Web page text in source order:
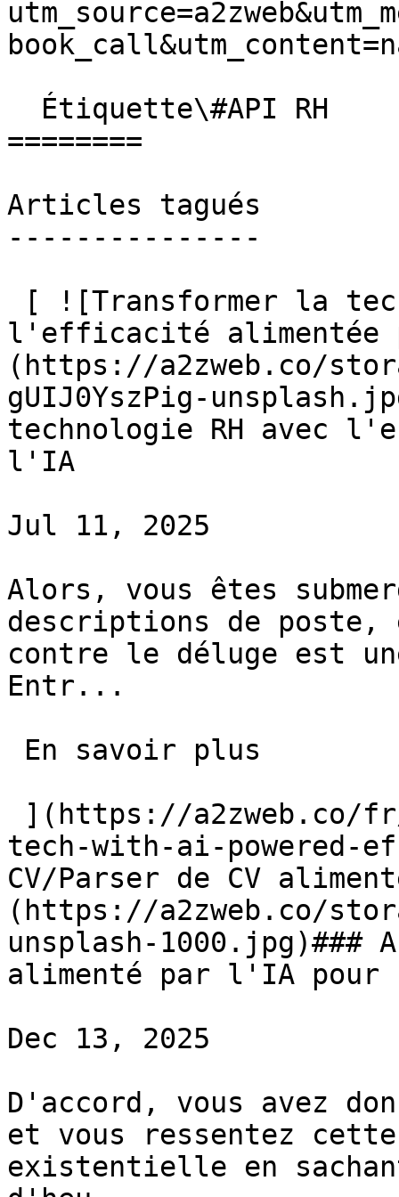
========
Articles tagués
---------------
l'efficacité
(https://a2zweb.co/
gUIJ0YszPig-
technologie RH avec
l'IA
Jul 11, 2025
Alors, vous êtes
descriptions de poste,
contre le déluge est
Entr...
tech-with-ai-powered-
CV/Parser de CV
(https://a2zweb.co/
unsplash-1000.jpg)###
alimenté par l'IA pour
Dec 13, 2025
D'accord, vous avez
et vous ressentez
existentielle en